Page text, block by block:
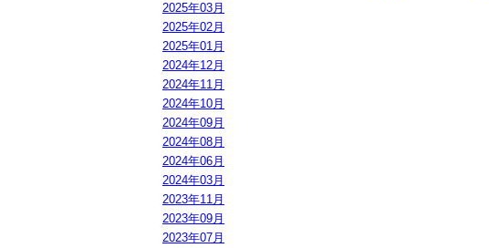
2025年03月
2025年02月
2025年01月
2024年12月
2024年11月
2024年10月
2024年09月
2024年08月
2024年06月
2024年03月
2023年11月
2023年09月
2023年07月